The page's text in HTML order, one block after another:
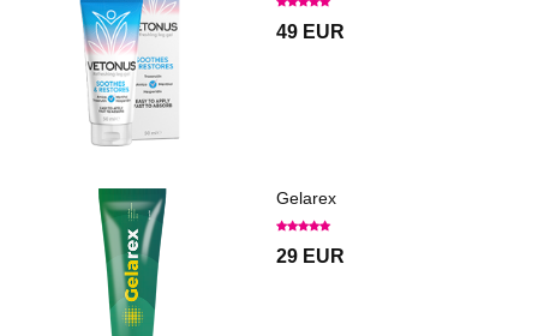
49 EUR
Gelarex
29 EUR